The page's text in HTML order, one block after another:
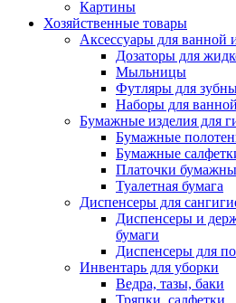
Картины
Хозяйственные товары
Аксессуары для ванной
Дозаторы для
Мыльницы
Футляры для
Наборы для
Бумажные изделия для
Бумажные
Бумажные
Платочки
Туалетная бумага
Диспенсеры для
Диспенсеры и
бумаги
Диспенсеры для
Инвентарь для уборки
Ведра, тазы, баки
Тряпки, салфетки